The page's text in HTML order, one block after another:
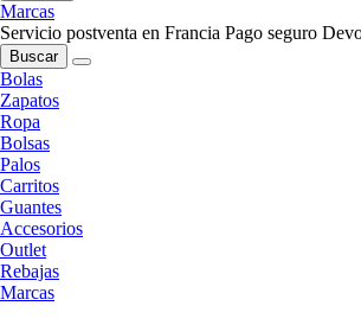
Marcas
Servicio postventa en Francia Pago seguro
Buscar
Bolas
Zapatos
Ropa
Bolsas
Palos
Carritos
Guantes
Accesorios
Outlet
Rebajas
Marcas